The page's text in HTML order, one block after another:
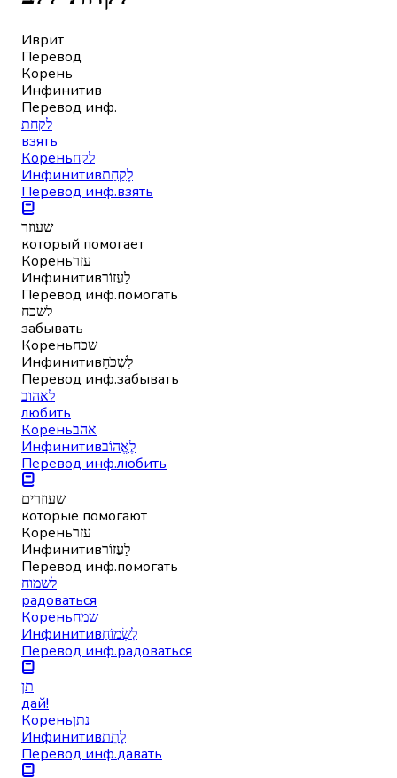
Иврит
Перевод
Корень
Инфинитив
Перевод инф.
לקחת
взять
Кореньלקח
Инфинитивלָקַחַת
Перевод инф.взять
שעוזר
который помогает
Кореньעזר
Инфинитивלַעֲזוֹר
Перевод инф.помогать
לשכח
забывать
Кореньשכח
Инфинитивלִשְׁכֹּחַ
Перевод инф.забывать
לאהוב
любить
Кореньאהב
Инфинитивלֶאֱהוֹב
Перевод инф.любить
שעוזרים
которые помогают
Кореньעזר
Инфинитивלַעֲזוֹר
Перевод инф.помогать
לשמוח
радоваться
Кореньשמח
Инфинитивלִשְׂמוֹחַ
Перевод инф.радоваться
תן
дай!
Кореньנתן
Инфинитивלָתֵת
Перевод инф.давать